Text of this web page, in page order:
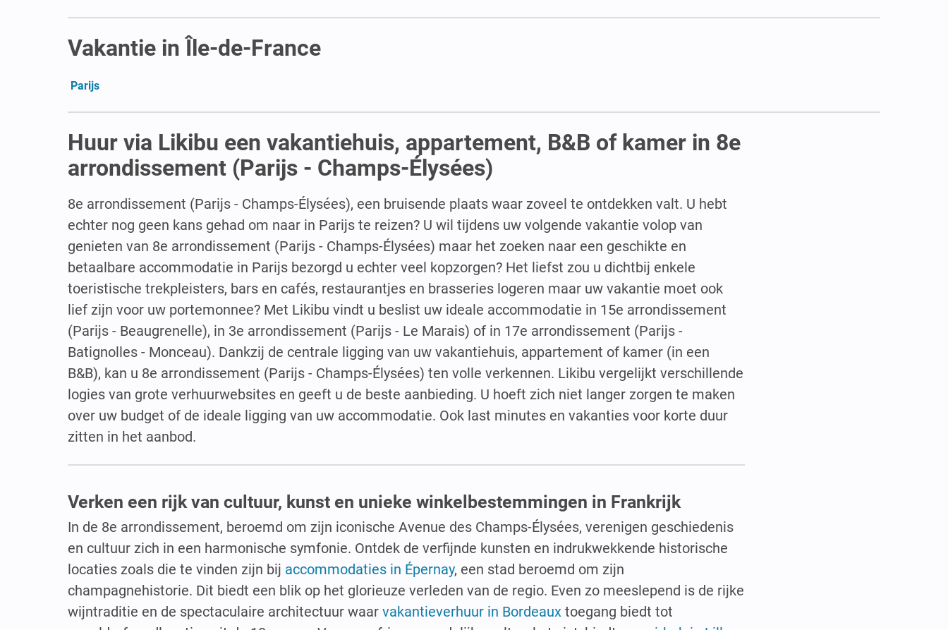
Vakantie in Île-de-France
Parijs
Huur via Likibu een vakantiehuis, appartement, B&B of kamer in 8e
arrondissement (Parijs - Champs-Élysées)
8e arrondissement (Parijs - Champs-Élysées), een bruisende plaats waar zoveel te ontdekken valt. U hebt
echter nog geen kans gehad om naar in Parijs te reizen? U wil tijdens uw volgende vakantie volop van
genieten van 8e arrondissement (Parijs - Champs-Élysées) maar het zoeken naar een geschikte en
betaalbare accommodatie in Parijs bezorgd u echter veel kopzorgen? Het liefst zou u dichtbij enkele
toeristische trekpleisters, bars en cafés, restaurantjes en brasseries logeren maar uw vakantie moet ook
lief zijn voor uw portemonnee? Met Likibu vindt u beslist uw ideale accommodatie in 15e arrondissement
(Parijs - Beaugrenelle), in 3e arrondissement (Parijs - Le Marais) of in 17e arrondissement (Parijs -
Batignolles - Monceau). Dankzij de centrale ligging van uw vakantiehuis, appartement of kamer (in een
B&B), kan u 8e arrondissement (Parijs - Champs-Élysées) ten volle verkennen. Likibu vergelijkt verschillende
logies van grote verhuurwebsites en geeft u de beste aanbieding. U hoeft zich niet langer zorgen te maken
over uw budget of de ideale ligging van uw accommodatie. Ook last minutes en vakanties voor korte duur
zitten in het aanbod.
Verken een rijk van cultuur, kunst en unieke winkelbestemmingen in Frankrijk
In de 8e arrondissement, beroemd om zijn iconische Avenue des Champs-Élysées, verenigen geschiedenis
en cultuur zich in een harmonische symfonie. Ontdek de verfijnde kunsten en indrukwekkende historische
locaties zoals die te vinden zijn bij accommodaties in Épernay, een stad beroemd om zijn
champagnehistorie. Dit biedt een blik op het glorieuze verleden van de regio. Even zo meeslepend is de rijke
wijntraditie en de spectaculaire architectuur waar vakantieverhuur in Bordeaux toegang biedt tot